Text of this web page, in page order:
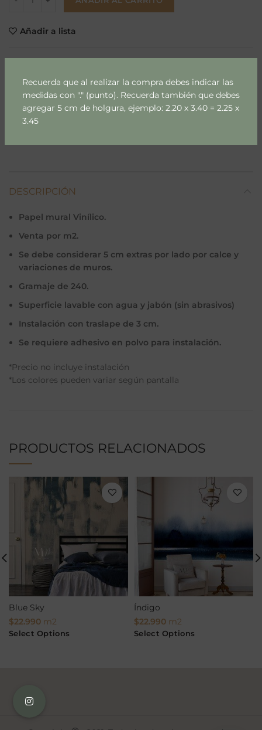
Recuerda que al realizar la compra debes indicar las
medidas con "." (punto). Recuerda también que debes
agregar 5 cm de holgura, ejemplo: 2.20 x 3.40 = 2.25 x
3.45
Añadir a lista
Categoría:Dibujos & Pinturas
Etiquetas:dibujos , papel mural , Papel mural dibujos,
papel mural lienzo, papel mural m2, papel mural pinturas
pinturas
DESCRIPCIÓN
Papel mural Vinílico.
Venta por m2.
Se debe considerar 5 cm extras por lado por calce y
variaciones de muros.
Gramaje de 240.
Superficie lavable con agua y jabón (sin abrasivos)
Instalación con traslape de 3 cm.
Se requiere adhesivo en polvo para instalación.
*Precio no incluye instalación
*Los colores pueden variar según pantalla
PRODUCTOS RELACIONADOS
Blue Sky
$22.990 m2
Select Options
Índigo
$22.990 m2
Select Options